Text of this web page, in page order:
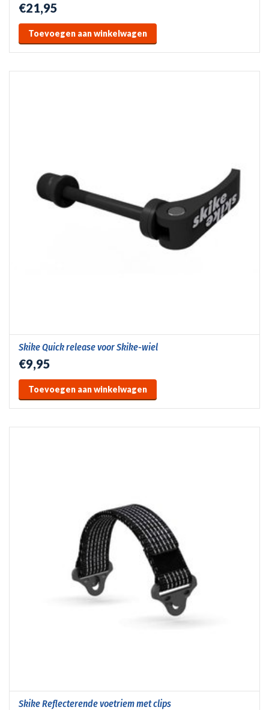
€21,95
Toevoegen aan winkelwagen
Skike Quick release voor Skike-wiel
€9,95
Toevoegen aan winkelwagen
Skike Reflecterende voetriem met clips